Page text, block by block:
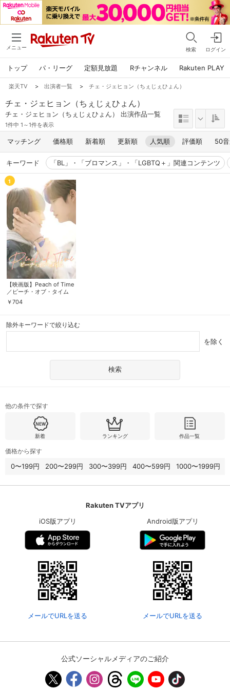
メニュー 検索 ログイン
トップ パ・リーグ 定額見放題 Rチャンネル Rakuten PLAY
楽天TV > 出演者一覧 > チェ・ジェヒョン（ちぇじぇひょん）
チェ・ジェヒョン（ちぇじぇひょん）
チェ・ジェヒョン（ちぇじぇひょん） 出演作品一覧
1件中 1～1件を表示
マッチング 価格順 新着順 更新順 人気順 評価順 50
キーワード 「BL」・「ブロマンス」・「LGBTQ＋」関連コンテンツ
1
【映画版】Peach of Time
／ピーチ・オブ・タイム
￥704
除外キーワードで絞り込む
を除く
他の条件で探す
新着 ランキング 作品一覧
価格から探す
0〜199円 200〜299円 300〜399円 400〜599円 1000〜1999円
Rakuten TVアプリ
iOS版アプリ
メールでURLを送る
Android版アプリ
メールでURLを送る
公式ソーシャルメディアのご紹介